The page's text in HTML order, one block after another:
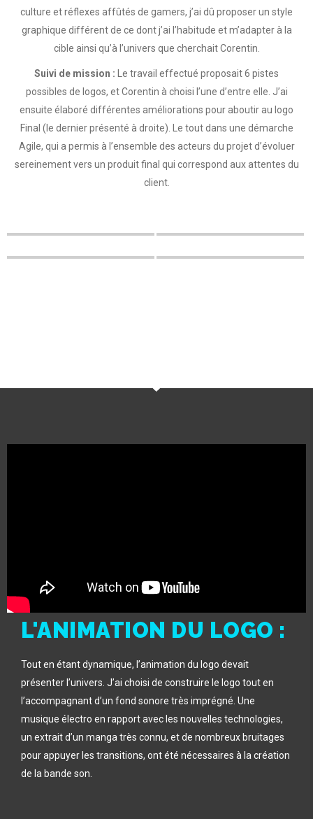
culture et réflexes affûtés de gamers, j’ai dû proposer un style
graphique différent de ce dont j’ai l’habitude et m’adapter à la
cible ainsi qu’à l’univers que cherchait Corentin.
Suivi de mission : Le travail effectué proposait 6 pistes
possibles de logos, et Corentin à choisi l’une d’entre elle. J’ai
ensuite élaboré différentes améliorations pour aboutir au logo
Final (le dernier présenté à droite). Le tout dans une démarche
Agile, qui a permis à l’ensemble des acteurs du projet d’évoluer
sereinement vers un produit final qui correspond aux attentes du
client.
L'ANIMATION DU LOGO :
Tout en étant dynamique, l’animation du logo devait
présenter l’univers. J’ai choisi de construire le logo tout en
l’accompagnant d’un fond sonore très imprégné. Une
musique électro en rapport avec les nouvelles technologies,
un extrait d’un manga très connu, et de nombreux bruitages
pour appuyer les transitions, ont été nécessaires à la création
de la bande son.